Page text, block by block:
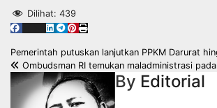
Dilihat: 439
Navigasi
pos
Pemerintah putuskan lanjutkan PPKM Darurat
Ombudsman RI temukan maladministrasi
By Editorial